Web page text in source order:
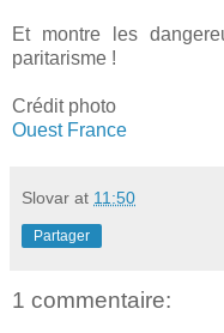
Et montre les
paritarisme !
Crédit photo
Ouest France
Slovar at 11:50
Partager
1 commentaire: